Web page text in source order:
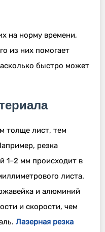
на норму времени,
из них помогает
быстро может
толще лист, тем
резка
1–2 мм происходит в
листа.
и алюминий
и скорости, чем
Лазерная резка